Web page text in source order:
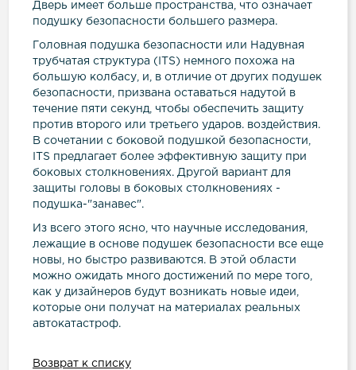
Дверь имеет больше пространства, что означает
подушку безопасности большего размера.
Головная подушка безопасности или Надувная
трубчатая структура (ITS) немного похожа на
большую колбасу, и, в отличие от других подушек
безопасности, призвана оставаться надутой в
течение пяти секунд, чтобы обеспечить защиту
против второго или третьего ударов. воздействия.
В сочетании с боковой подушкой безопасности,
ITS предлагает более эффективную защиту при
боковых столкновениях. Другой вариант для
защиты головы в боковых столкновениях -
подушка-"занавес".
Из всего этого ясно, что научные исследования,
лежащие в основе подушек безопасности все еще
новы, но быстро развиваются. В этой области
можно ожидать много достижений по мере того,
как у дизайнеров будут возникать новые идеи,
которые они получат на материалах реальных
автокатастроф.
Возврат к списку